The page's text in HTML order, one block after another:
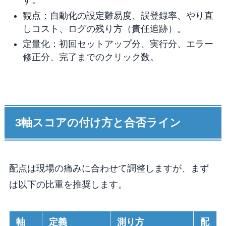
観点：自動化の設定難易度、誤登録率、やり直
しコスト、ログの残り方（責任追跡）。
定量化：初回セットアップ分、実行分、エラー
修正分、完了までのクリック数。
3軸スコアの付け方と合否ライン
配点は現場の痛みに合わせて調整しますが、まず
は以下の比重を推奨します。
軸 定義 測り方 配